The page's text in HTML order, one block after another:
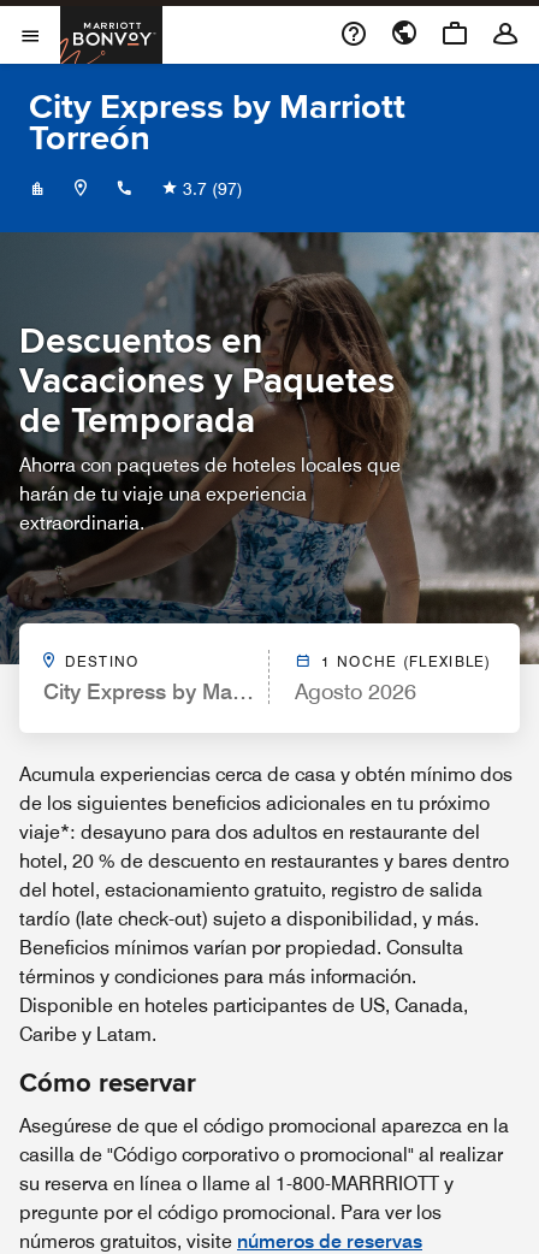
Skip to Content
Abrir el menú
Marriott Bonvoy
City Express by Marriott
Torreón
+528712292950
3.7 (97)
Descuentos en
Vacaciones y Paquetes
de Temporada
Ahorra con paquetes de hoteles locales que
harán de tu viaje una experiencia
extraordinaria.
DESTINO
City Express by Marriott Torreón
1 NOCHE (FLEXIBLE)
Agosto 2026
Acumula experiencias cerca de casa y obtén mínimo dos
de los siguientes beneficios adicionales en tu próximo
viaje*: desayuno para dos adultos en restaurante del
hotel, 20 % de descuento en restaurantes y bares dentro
del hotel, estacionamiento gratuito, registro de salida
tardío (late check-out) sujeto a disponibilidad, y más.
Beneficios mínimos varían por propiedad. Consulta
términos y condiciones para más información.
Disponible en hoteles participantes de US, Canada,
Caribe y Latam.
Cómo reservar
Asegúrese de que el código promocional aparezca en la
casilla de "Código corporativo o promocional" al realizar
su reserva en línea o llame al 1-800-MARRRIOTT y
pregunte por el código promocional. Para ver los
números gratuitos, visite números de reservas